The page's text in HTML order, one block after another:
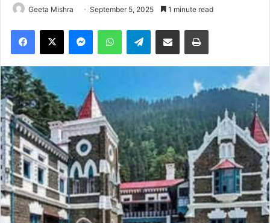
Geeta Mishra September 5, 2025 1 minute read
Facebook
X MessengerWhatsAppTelegramShare via Email Print